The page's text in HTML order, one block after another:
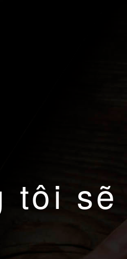
tôi